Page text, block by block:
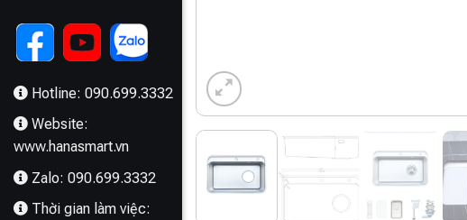
Hotline: 090.699.3332
Website:
www.hanasmart.vn
Zalo: 090.699.3332
Thời gian làm việc: